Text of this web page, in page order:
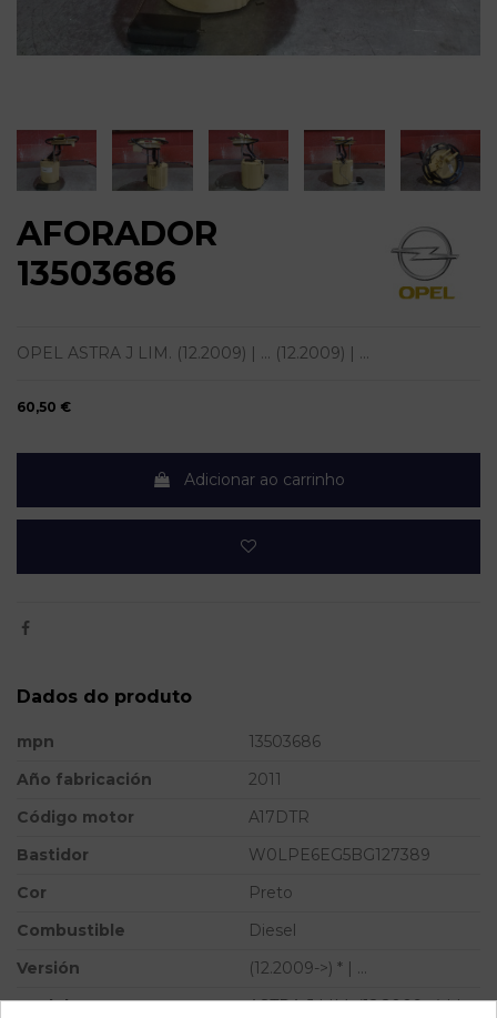
AFORADOR
13503686
OPEL ASTRA J LIM. (12.2009) | ... (12.2009) | ...
60,50 €
Adicionar ao carrinho
Dados do produto
mpn
13503686
Año fabricación
2011
Código motor
A17DTR
Bastidor
W0LPE6EG5BG127389
Cor
Preto
Combustible
Diesel
Versión
(12.2009->) * | ...
Modelo
ASTRA J LIM. (12.2009->) * | ...